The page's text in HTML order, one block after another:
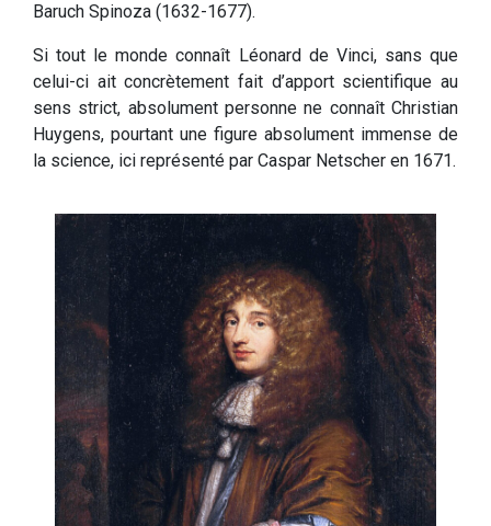
Baruch Spinoza (1632-1677).
Si tout le monde connaît Léonard de Vinci, sans que
celui-ci ait concrètement fait d’apport scientifique au
sens strict, absolument personne ne connaît Christian
Huygens, pourtant une figure absolument immense de
la science, ici représenté par Caspar Netscher en 1671.